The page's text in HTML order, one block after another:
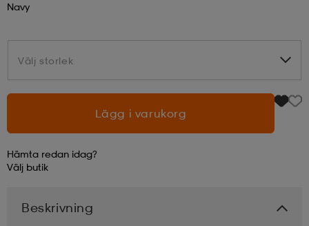
Navy
Välj storlek
Välj storlek
Lägg i varukorg
Hämta redan idag?
Välj butik
Beskrivning